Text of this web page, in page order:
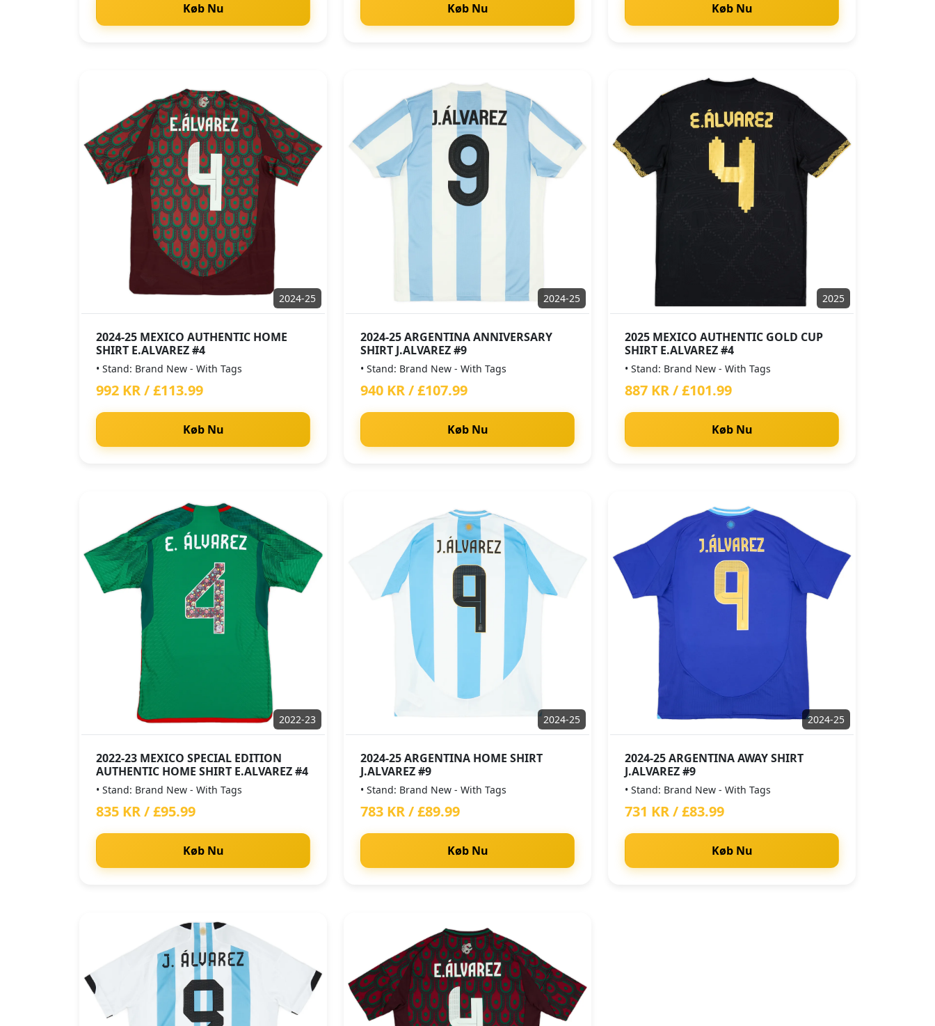
Køb Nu Køb Nu Køb Nu
2024-25
2024-25 MEXICO AUTHENTIC HOME
SHIRT E.ALVAREZ #4
• Stand: Brand New - With Tags
992 KR / £113.99
Køb Nu
2024-25
2024-25 ARGENTINA ANNIVERSARY
SHIRT J.ALVAREZ #9
• Stand: Brand New - With Tags
940 KR / £107.99
Køb Nu
2025
2025 MEXICO AUTHENTIC GOLD CUP
SHIRT E.ALVAREZ #4
• Stand: Brand New - With Tags
887 KR / £101.99
Køb Nu
2022-23
2022-23 MEXICO SPECIAL EDITION
AUTHENTIC HOME SHIRT E.ALVAREZ #4
• Stand: Brand New - With Tags
835 KR / £95.99
Køb Nu
2024-25
2024-25 ARGENTINA HOME SHIRT
J.ALVAREZ #9
• Stand: Brand New - With Tags
783 KR / £89.99
Køb Nu
2024-25
2024-25 ARGENTINA AWAY SHIRT
J.ALVAREZ #9
• Stand: Brand New - With Tags
731 KR / £83.99
Køb Nu